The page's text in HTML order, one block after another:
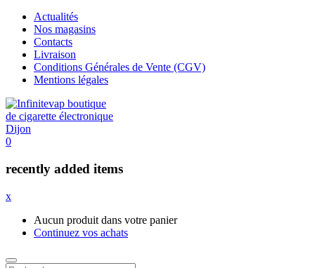
Actualités
Nos magasins
Contacts
Livraison
Conditions Générales de Vente (CGV)
Mentions légales
0
recently added items
x
Aucun produit dans votre panier
Continuez vos achats